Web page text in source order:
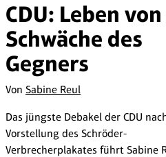
CDU: Leben
Schwäche des
Gegners
Von Sabine Reul
Das jüngste Debakel der CDU
Vorstellung des Schröder-
Verbrecherplakates führt Sabine